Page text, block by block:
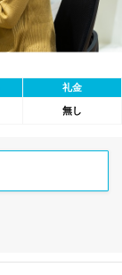
礼金
無し